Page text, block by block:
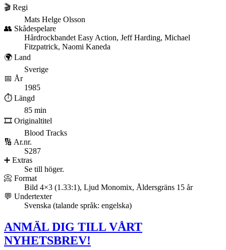
🎬 Regi
Mats Helge Olsson
👥 Skådespelare
Hårdrockbandet Easy Action, Jeff Harding, Michael
Fitzpatrick, Naomi Kaneda
🌍 Land
Sverige
📅 År
1985
⏱️ Längd
85 min
🎞️ Originaltitel
Blood Tracks
🔢 Ar.nr.
S287
➕ Extras
Se till höger.
📀 Format
Bild 4×3 (1.33:1), Ljud Monomix, Åldersgräns 15 år
💬 Undertexter
Svenska (talande språk: engelska)
ANMÄL DIG TILL VÅRT
NYHETSBREV!